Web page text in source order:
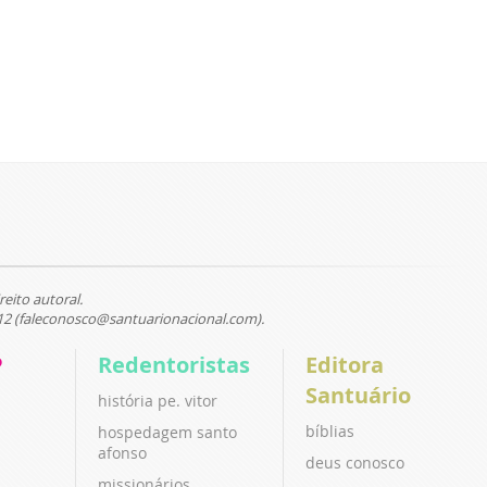
autoral.
(faleconosco@santuarionacional.com).
Redentoristas
história pe. vitor
hospedagem santo
afonso
Editora
Santuário
bíblias
deus conosco